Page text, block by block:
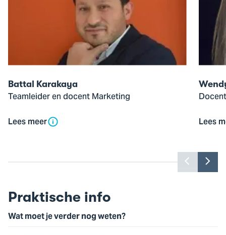
Battal Karakaya
Teamleider en docent Marketing
Lees meer
Wendy
Troost
Lees
Toon
vorige
Praktische info
Wat moet je verder nog weten?